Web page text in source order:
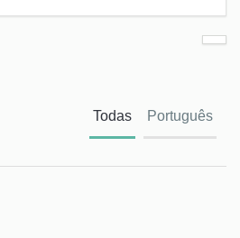
Todas Português